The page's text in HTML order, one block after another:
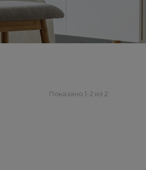
Показано 1-2 из 2